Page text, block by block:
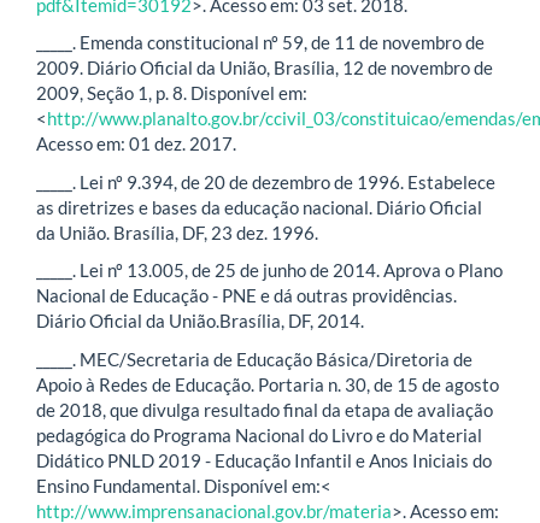
pdf&Itemid=30192>. Acesso em: 03 set. 2018.
_____. Emenda constitucional nº 59, de 11 de novembro de
2009. Diário Oficial da União, Brasília, 12 de novembro de
2009, Seção 1, p. 8. Disponível em:
<http://www.planalto.gov.br/ccivil_03/constituicao/emendas/
Acesso em: 01 dez. 2017.
_____. Lei nº 9.394, de 20 de dezembro de 1996. Estabelece
as diretrizes e bases da educação nacional. Diário Oficial
da União. Brasília, DF, 23 dez. 1996.
_____. Lei nº 13.005, de 25 de junho de 2014. Aprova o Plano
Nacional de Educação - PNE e dá outras providências.
Diário Oficial da União.Brasília, DF, 2014.
_____. MEC/Secretaria de Educação Básica/Diretoria de
Apoio à Redes de Educação. Portaria n. 30, de 15 de agosto
de 2018, que divulga resultado final da etapa de avaliação
pedagógica do Programa Nacional do Livro e do Material
Didático PNLD 2019 - Educação Infantil e Anos Iniciais do
Ensino Fundamental. Disponível em:<
http://www.imprensanacional.gov.br/materia>. Acesso em: